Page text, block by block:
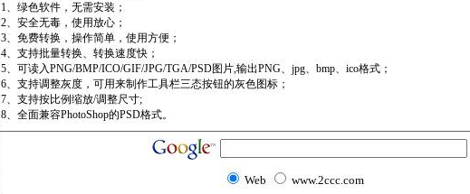
1、绿色软件，无需安装；
2、安全无毒，使用放心；
3、免费转换，操作简单，使用方便；
4、支持批量转换、转换速度快；
5、可读入PNG/BMP/ICO/GIF/JPG/TGA/PSD图片,输出PNG、jpg、bmp、ico格式；
6、支持调整灰度，可用来制作工具栏三态按钮的灰色图标；
7、支持按比例缩放/调整尺寸;
8、全面兼容PhotoShop的PSD格式。
Web www.2ccc.com